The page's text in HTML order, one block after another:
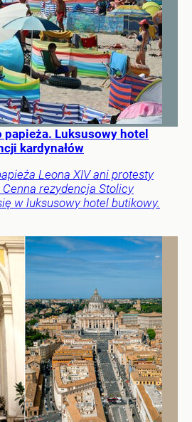
papieża. Luksusowy hotel
kardynałów
Leona XIV ani protesty
rezydencja Stolicy
w luksusowy hotel butikowy.